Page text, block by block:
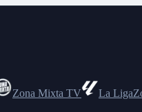
Zona Mixta TV La Liga